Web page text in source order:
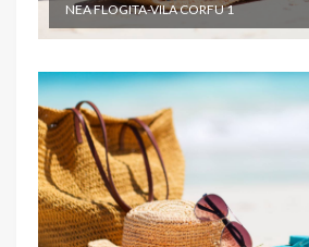
NEA FLOGITA-VILA CORFU 1